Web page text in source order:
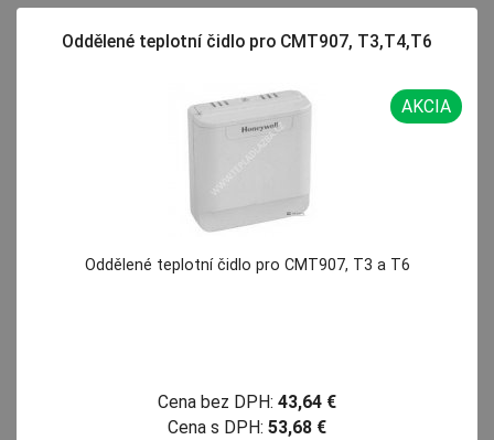
AKCIA
Oddělené teplotní čidlo pro CMT907, T3,T4,T6
Oddělené teplotní čidlo pro CMT907, T3 a T6
Cena bez DPH: 43,64 €
Cena s DPH: 53,68 €